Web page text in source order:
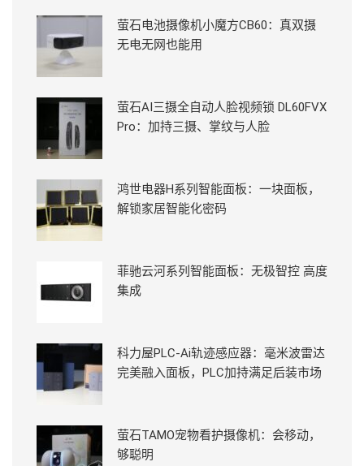
萤石电池摄像机小魔方CB60：真双摄
无电无网也能用
萤石AI三摄全自动人脸视频锁 DL60FVX
Pro：加持三摄、掌纹与人脸
鸿世电器H系列智能面板：一块面板，
解锁家居智能化密码
菲驰云河系列智能面板：无极智控 高度
集成
科力屋PLC-Ai轨迹感应器：毫米波雷达
完美融入面板，PLC加持满足后装市场
萤石TAMO宠物看护摄像机：会移动，
够聪明